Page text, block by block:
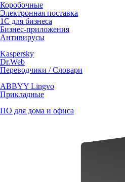
Коробочные
Электронная поставка
1С для бизнеса
Бизнес-приложения
Антивирусы
Kaspersky
Dr.Web
Переводчики / Словари
ABBYY Lingvo
Прикладные
ПО для дома и офиса